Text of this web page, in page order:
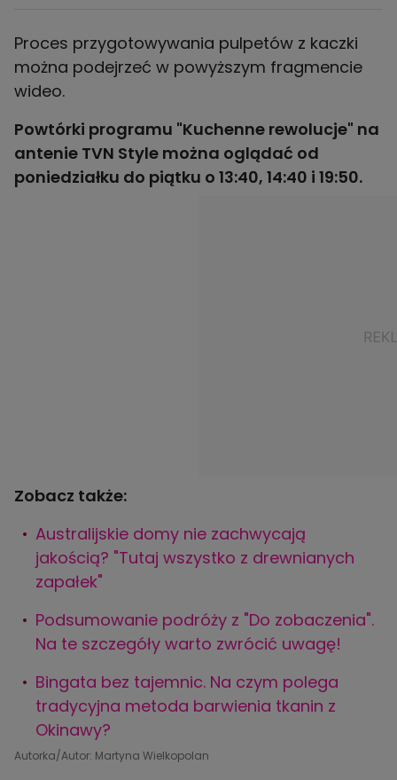
Proces przygotowywania pulpetów z kaczki
można podejrzeć w powyższym fragmencie
wideo.
Powtórki programu "Kuchenne rewolucje" na
antenie TVN Style można oglądać od
poniedziałku do piątku o 13:40, 14:40 i 19:50.
Zobacz także:
Australijskie domy nie zachwycają
jakością? "Tutaj wszystko z drewnianych
zapałek"
Podsumowanie podróży z "Do zobaczenia".
Na te szczegóły warto zwrócić uwagę!
Bingata bez tajemnic. Na czym polega
tradycyjna metoda barwienia tkanin z
Okinawy?
Autorka/Autor: Martyna Wielkopolan